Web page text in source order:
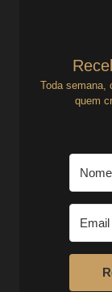
Toda semana,
quem